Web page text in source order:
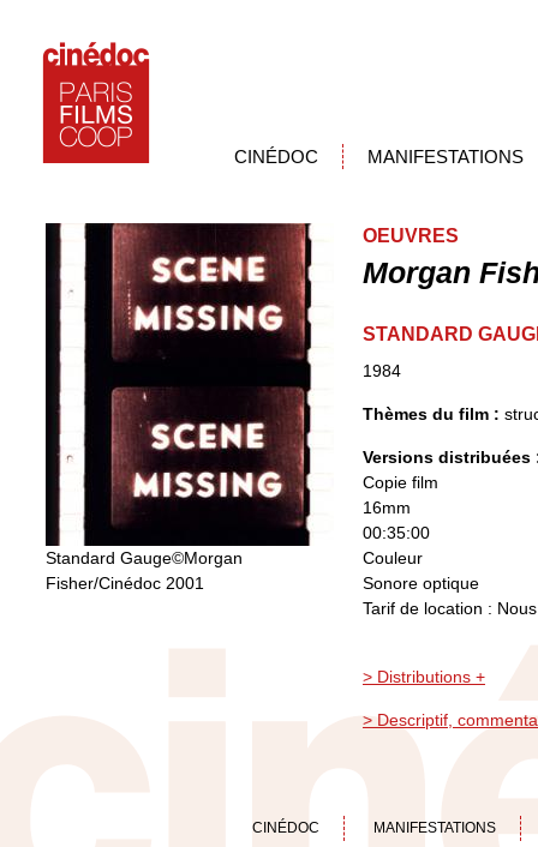
CINÉDOC MANIFESTATIONS
Standard Gauge©Morgan
Fisher/Cinédoc 2001
OEUVRES
Morgan
STANDARD
1984
Thèmes du film :
Versions
Copie film
16mm
00:35:00
Couleur
Sonore optique
Tarif de location :
> Distributions +
> Descriptif,
CINÉDOC MANIFESTATIONS